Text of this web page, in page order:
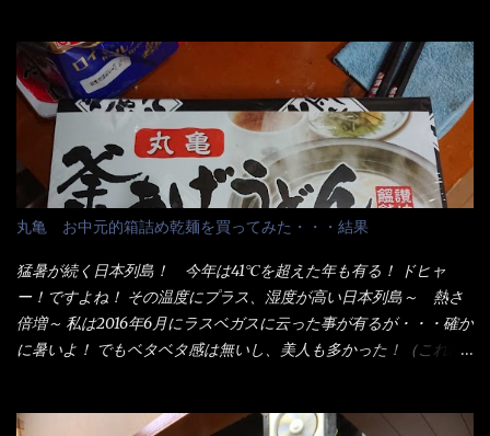
でる～ でもコレって食べきるまで湯に浸かっているわけで、最
初と最後では麺の固さというかコシが違う！ だったら湯なんか要
らないじゃん！ 茹で上げ直後の麺だけいいよ！となるでしょ
う。 事前にググって調べたら、やっぱり＜湯無し＞注文は、裏注
文方法としてあるらしい。 それと店員によっては、理解出来ない
者も居るらしい云う事。 そこでランチ混雑前に、行くのが店への
配慮でもある。 11:20 店内に入り・・・『釜揚げうどん得を湯ナ
シで！』と注文したら、近場にいたオッサン店員はキョトンとし
た顔『湯なし？』（これだ全く理解していないな） すると茹で方
の若い女性店員が『いい！いい！！』とオッサンを向こうへやっ
た。 でサッサと、木桶を用意してうどんだけ入れて出して来まし
た。 な～るほど、この事か・・・ で今日の2021年後半1回目のサ
＞サイズを食べられるか？である。 前回も、大しか食べていない
丸亀 お中元的箱詰め乾麺を買ってみた・・・結果
猛暑が続く日本列島！ 今年は41℃を超えた年も有る！ ドヒャ
ー！ですよね！ その温度にプラス、湿度が高い日本列島～ 熱さ
倍増～ 私は2016年6月にラスベガスに云った事が有るが・・・確か
に暑いよ！ でもベタベタ感は無いし、美人も多かった！（これは
中元は、丁度お盆の夏場に日頃お世話になっている方への＜ご挨